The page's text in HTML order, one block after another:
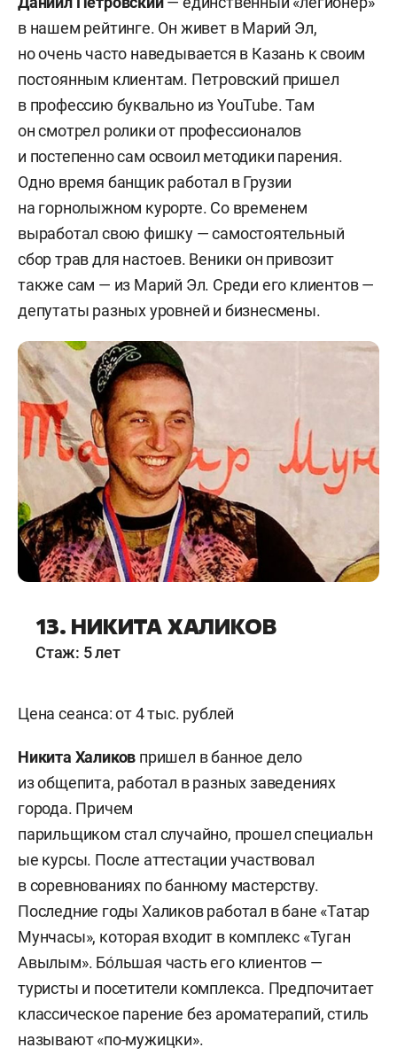
в нашем рейтинге. Он живет в Марий Эл,
но очень часто наведывается в Казань к своим
постоянным клиентам. Петровский пришел
в профессию буквально из YouTube. Там
он смотрел ролики от профессионалов
и постепенно сам освоил методики парения.
Одно время банщик работал в Грузии
на горнолыжном курорте. Со временем
выработал свою фишку — самостоятельный
сбор трав для настоев. Веники он привозит
также сам — из Марий Эл. Среди его клиентов —
депутаты разных уровней и бизнесмены.
13. НИКИТА ХАЛИКОВ
Стаж: 5 лет
Цена сеанса: от 4 тыс. рублей
Никита Халиков пришел в банное дело
из общепита, работал в разных заведениях
города. Причем
парильщиком стал случайно, прошел специальн
ые курсы. После аттестации участвовал
в соревнованиях по банному мастерству.
Последние годы Халиков работал в бане «Татар
Мунчасы», которая входит в комплекс «Туган
Авылым». Бо́льшая часть его клиентов —
туристы и посетители комплекса. Предпочитает
классическое парение без ароматерапий, стиль
называют «по-мужицки».